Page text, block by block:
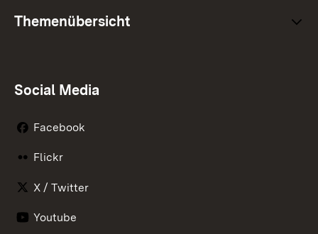
Themenübersicht
Social Media
Facebook
Flickr
X / Twitter
Youtube